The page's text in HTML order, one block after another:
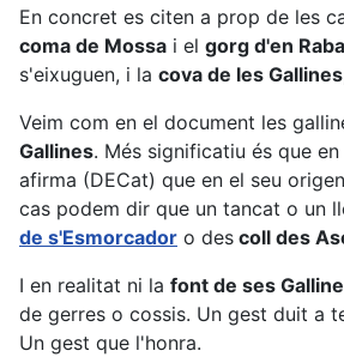
En concret es citen a prop de les
coma de Mossa i el gorg d'en
s'eixuguen, i la cova de les Gallines
Veim com en el document les
Gallines. Més significatiu és que
afirma (DECat) que en el seu
cas podem dir que un tancat o un
de s'Esmorcador o des coll des
I en realitat ni la font de ses
de gerres o cossis. Un gest duit a
Un gest que l'honra.